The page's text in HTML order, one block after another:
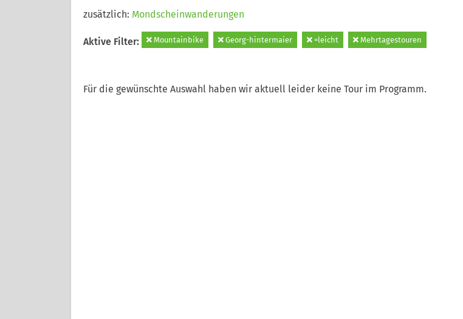
zusätzlich: Mondscheinwanderungen
Aktive Filter: Mountainbike Georg-hintermaier =leicht Mehrtagestouren
Für die gewünschte Auswahl haben wir aktuell leider keine Tour im Programm.